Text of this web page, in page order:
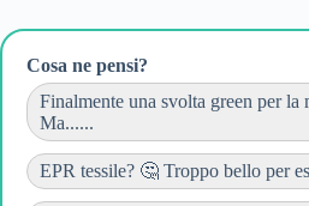
Cosa ne pensi?
Finalmente una svolta green per
Ma......
EPR tessile? 🤔 Troppo bello per